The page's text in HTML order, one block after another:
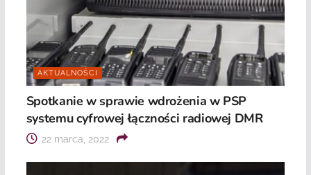
AKTUALNOŚCI
Spotkanie w sprawie wdrożenia w PSP
systemu cyfrowej łączności radiowej DMR
22 marca, 2022